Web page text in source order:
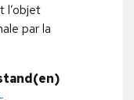
l’objet
par la